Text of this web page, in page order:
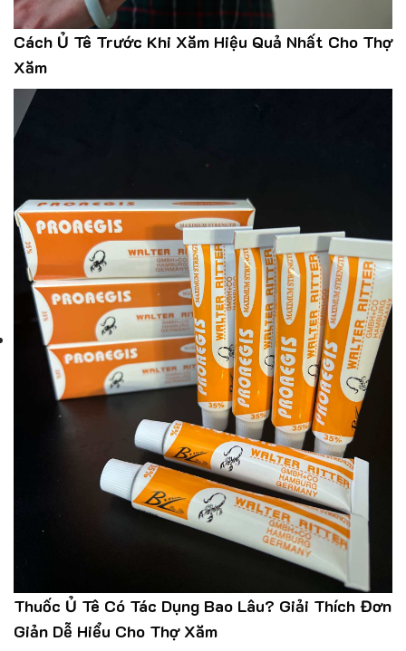
Cách Ủ Tê Trước Khi Xăm Hiệu Quả Nhất Cho Thợ
Xăm
Thuốc Ủ Tê Có Tác Dụng Bao Lâu? Giải Thích Đơn
Giản Dễ Hiểu Cho Thợ Xăm